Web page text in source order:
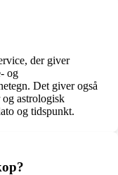
der giver
og
Det giver også
astrologisk
og tidspunkt.